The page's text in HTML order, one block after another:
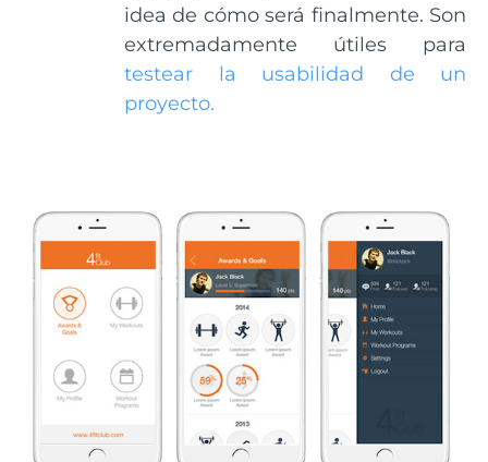
idea de cómo será finalmente. Son
extremadamente útiles para
testear la usabilidad de un
proyecto.